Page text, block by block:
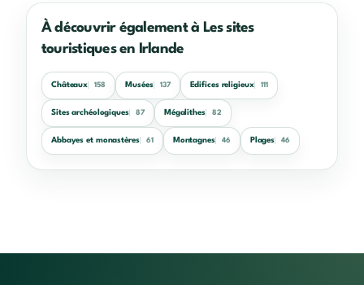
À découvrir également à Les sites
touristiques en Irlande
Châteaux 158 Musées 137 Edifices religieux 111
Sites archéologiques 87 Mégalithes 82
Abbayes et monastères 61 Montagnes 46 Plages 46